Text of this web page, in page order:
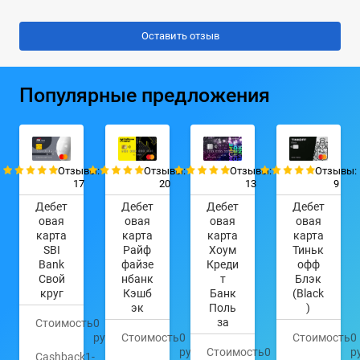
Популярные предложения
Отзывы:
17
Дебет
овая
карта
SBI
Bank
Свой
круг
Стоимость0
руб.
Cashback1-
Отзывы:
20
Дебет
овая
карта
Райф
файзе
нбанк
Кэшб
эк
Стоимость0
руб.
Отзывы:
13
Дебет
овая
карта
Хоум
Креди
т
Банк
Поль
за
Стоимость0
Отзывы:
9
Дебет
овая
карта
Тиньк
офф
Блэк
(Black
)
Стоимость0